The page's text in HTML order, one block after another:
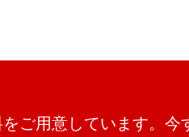
ご用意しています。今